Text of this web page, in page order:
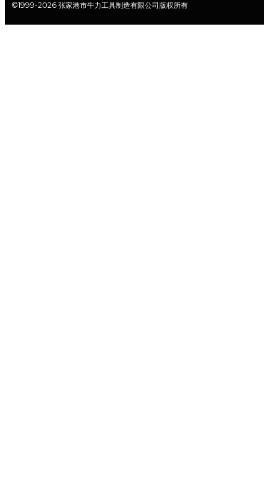
©1999-2026 张家港市牛力工具制造有限公司版权所有